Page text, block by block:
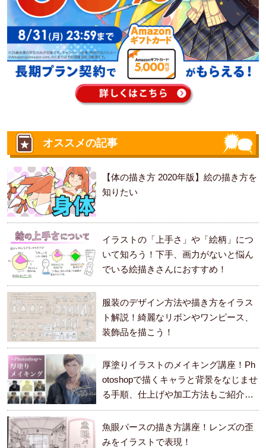
オススメの記事
【体の描き方 2020年版】絵の描き方を
知りたい
イラストの「上手さ」や「絵柄」につ
いて知ろう！下手、画力がないと悩ん
でいる絵描きさんにおすすめ！
服装のデザイン方法や描き方をイラス
ト解説！綺麗なリボンやワンピース、
装飾品を描こう！
厚塗りイラストのメイキング講座！Ph
otoshopで描くキャラと背景をなじませ
る手順、仕上げや加工方法もご紹介し
ます。
魚眼パースの描き方講座！レンズの歪
みをイラストで表現！